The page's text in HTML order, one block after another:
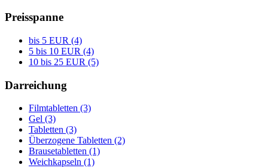
Preisspanne
bis 5 EUR (4)
5 bis 10 EUR (4)
10 bis 25 EUR (5)
Darreichung
Filmtabletten (3)
Gel (3)
Tabletten (3)
Überzogene Tabletten (2)
Brausetabletten (1)
Weichkapseln (1)